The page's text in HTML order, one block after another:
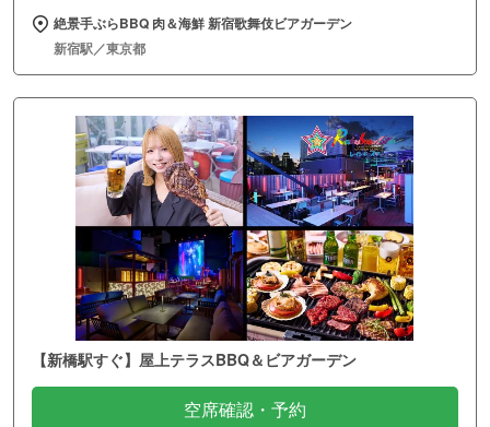
絶景手ぶらBBQ 肉＆海鮮 新宿歌舞伎ビアガーデン
新宿駅／東京都
【新橋駅すぐ】屋上テラスBBQ＆ビアガーデン
空席確認・予約